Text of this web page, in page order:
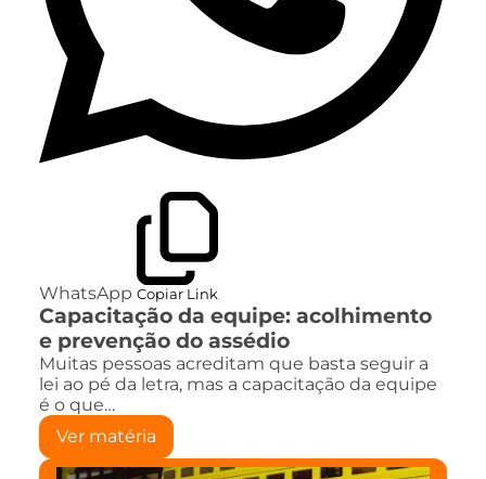
WhatsApp Copiar Link
Capacitação da equipe: acolhimento
e prevenção do assédio
Muitas pessoas acreditam que basta seguir a
lei ao pé da letra, mas a capacitação da equipe
é o que…
Ver matéria